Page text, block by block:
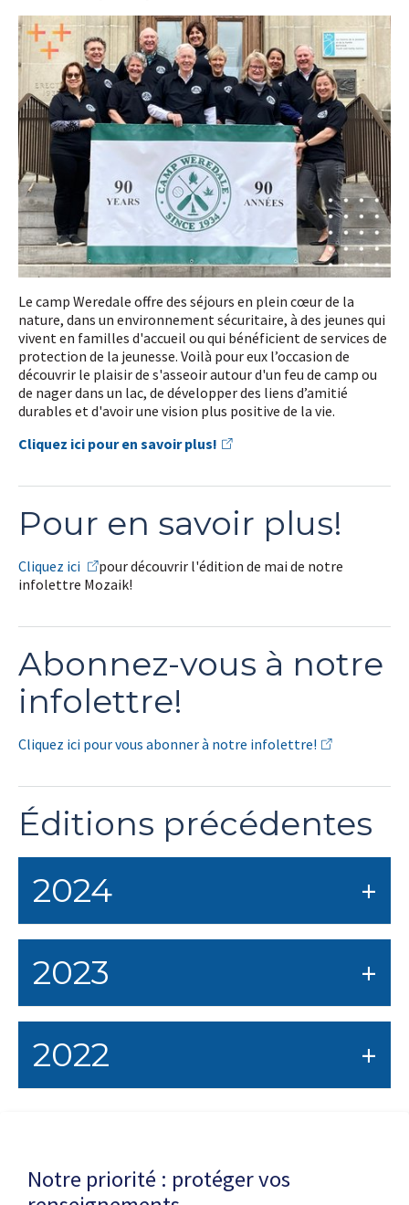
Le camp Weredale offre des séjours en plein cœur de la
nature, dans un environnement sécuritaire, à des jeunes qui
vivent en familles d'accueil ou qui bénéficient de services de
protection de la jeunesse. Voilà pour eux l’occasion de
découvrir le plaisir de s'asseoir autour d'un feu de camp ou
de nager dans un lac, de développer des liens d’amitié
durables et d'avoir une vision plus positive de la vie.
Cliquez ici pour en savoir plus!
Pour en savoir plus!
Cliquez ici
pour découvrir l'édition de mai de notre
infolettre Mozaik!
Abonnez-vous à notre
infolettre!
Cliquez ici pour vous abonner à notre infolettre!
Éditions précédentes
2024
2023
2022
Notre priorité : protéger vos